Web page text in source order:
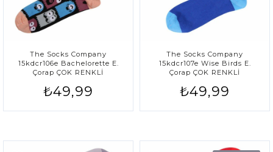
The Socks Company
15kdcr106e Bachelorette E.
Çorap ÇOK RENKLİ
₺49,99
The Socks Company
15kdcr107e Wise Birds E.
Çorap ÇOK RENKLİ
₺49,99